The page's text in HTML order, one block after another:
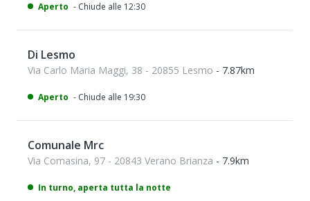
Aperto - Chiude alle 12:30
Di Lesmo
Via Carlo Maria Maggi, 38 - 20855 Lesmo - 7.87km
Aperto - Chiude alle 19:30
Comunale Mrc
Via Comasina, 97 - 20843 Verano Brianza - 7.9km
In turno, aperta tutta la notte